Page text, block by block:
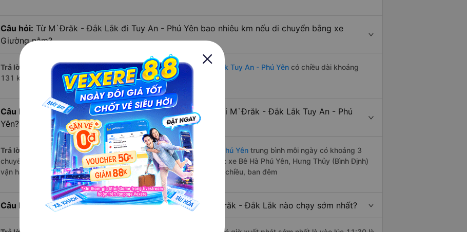
Câu hỏi: Từ M`Đrăk - Đắk Lắk đi Tuy An - Phú Yên bao nhiêu km nếu di chuyển bằng xe
Giường nằm?
Trả lời: Đường di chuyển bằngxe Giường nằm đi M`Đrăk - Đắk Lắk Tuy An - Phú Yên có chiều dài khoảng
131 km.
Câu hỏi:
Mỗi ngày có bao nhiêu chuyến xe Giường nằm đi M`Đrăk - Đắk Lắk Tuy An - Phú
Yên?
Trả lời: Tuyến đườngxe Giường nằm M`Đrăk - Đắk Lắk Tuy An - Phú Yên trung bình mỗi ngày có khoảng 3
chuyến trên
Vexere.combắt đầu từ 11:30 đến 19:50 bởi 2 nhà xe: xe Bê Hà Phú Yên, Hưng Thủy (Bình Định)
vận hành. Các giờ xe chạy có đầy đủ cả ban ngày, buổi trưa, buổi chiều, ban đêm
Câu hỏi: Nhà xe Giường nằm đi Tuy An - Phú Yên từ M`Đrăk - Đắk Lắk nào chạy sớm nhất?